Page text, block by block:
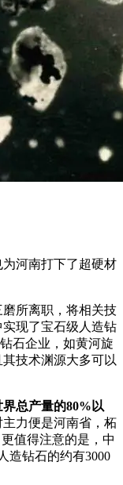
河南打下了超硬材
所离职，将相关技
现了宝石级人造钻
石企业，如黄河旋
技术渊源大多可以
总产量的80%以
力便是河南省，柘
值得注意的是，中
造钻石的约有3000